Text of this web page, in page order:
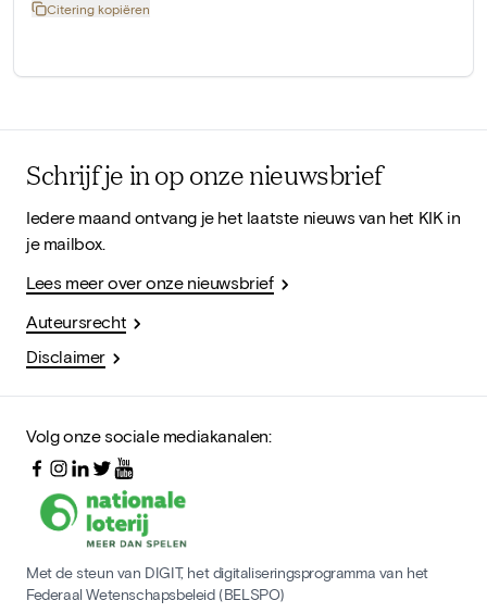
Citering kopiëren
Schrijf je in op onze nieuwsbrief
Iedere maand ontvang je het laatste nieuws van het KIK in
je mailbox.
Lees meer over onze nieuwsbrief
Auteursrecht
Disclaimer
Volg onze sociale mediakanalen:
Met de steun van DIGIT, het digitaliseringsprogramma van het
Federaal Wetenschapsbeleid (BELSPO)